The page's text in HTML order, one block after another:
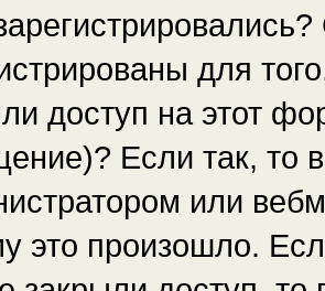
для
доступ на этот
Если так, то
или
это произошло.